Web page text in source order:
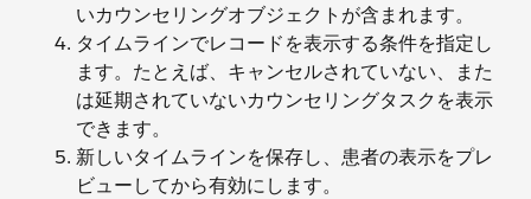
いカウンセリングオブジェクトが含まれます。
タイムラインでレコードを表示する条件を指定し
ます。たとえば、キャンセルされていない、また
は延期されていないカウンセリングタスクを表示
できます。
新しいタイムラインを保存し、患者の表示をプレ
ビューしてから有効にします。